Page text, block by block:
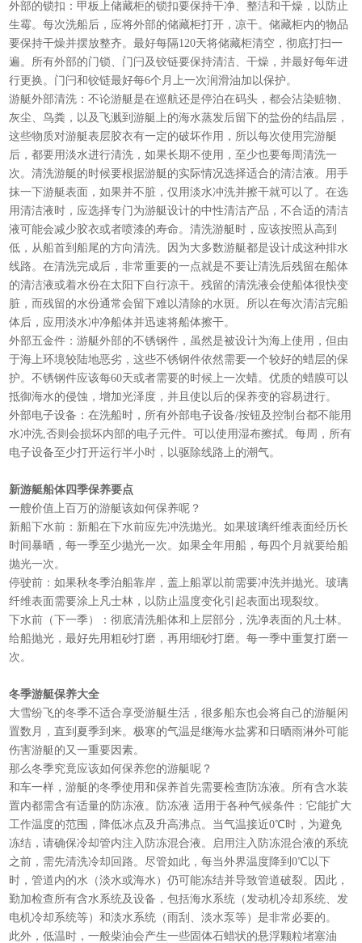
外部的锁扣：甲板上储藏柜的锁扣要保持干净、整洁和干燥，以防止
生霉。每次洗船后，应将外部的储藏柜打开，凉干。储藏柜内的物品
要保持干燥并摆放整齐。最好每隔120天将储藏柜清空，彻底打扫一
遍。所有外部的门锁、门闩及铰链要保持清洁、干燥，并最好每年进
行更换。门闩和铰链最好每6个月上一次润滑油加以保护。
游艇外部清洗：不论游艇是在巡航还是停泊在码头，都会沾染赃物、
灰尘、鸟粪，以及飞溅到游艇上的海水蒸发后留下的盐份的结晶层，
这些物质对游艇表层胶衣有一定的破坏作用，所以每次使用完游艇
后，都要用淡水进行清洗，如果长期不使用，至少也要每周清洗一
次。清洗游艇的时候要根据游艇的实际情况选择适合的清洁液。用手
抹一下游艇表面，如果并不脏，仅用淡水冲洗并擦干就可以了。在选
用清洁液时，应选择专门为游艇设计的中性清洁产品，不合适的清洁
液可能会减少胶衣或者喷漆的寿命。清洗游艇时，应该按照从高到
低，从船首到船尾的方向清洗。因为大多数游艇都是设计成这种排水
线路。在清洗完成后，非常重要的一点就是不要让清洗后残留在船体
的清洁液或着水份在太阳下自行凉干。残留的清洗液会使船体很快变
脏，而残留的水份通常会留下难以清除的水斑。所以在每次清洁完船
体后，应用淡水冲净船体并迅速将船体擦干。
外部五金件：游艇外部的不锈钢件，虽然是被设计为海上使用，但由
于海上环境较陆地恶劣，这些不锈钢件依然需要一个较好的蜡层的保
护。不锈钢件应该每60天或者需要的时候上一次蜡。优质的蜡膜可以
抵御海水的侵蚀，增加光泽度，并且使以后的保养变的容易进行。
外部电子设备：在洗船时，所有外部电子设备/按钮及控制台都不能用
水冲洗,否则会损坏内部的电子元件。可以使用湿布擦拭。每周，所有
电子设备至少打开运行半小时，以驱除线路上的潮气。
新游艇船体四季保养要点
一艘价值上百万的游艇该如何保养呢？
新船下水前：新船在下水前应先冲洗抛光。如果玻璃纤维表面经历长
时间暴晒，每一季至少抛光一次。如果全年用船，每四个月就要给船
抛光一次。
停驶前：如果秋冬季泊船靠岸，盖上船罩以前需要冲洗并抛光。玻璃
纤维表面需要涂上凡士林，以防止温度变化引起表面出现裂纹。
下水前（下一季）：彻底清洗船体和上层部分，洗净表面的凡士林。
给船抛光，最好先用粗砂打磨，再用细砂打磨。每一季中重复打磨一
次。
冬季游艇保养大全
大雪纷飞的冬季不适合享受游艇生活，很多船东也会将自己的游艇闲
置数月，直到夏季到来。极寒的气温是继海水盐雾和日晒雨淋外可能
伤害游艇的又一重要因素。
那么冬季究竟应该如何保养您的游艇呢？
和车一样，游艇的冬季使用和保养首先需要检查防冻液。所有含水装
置内都需含有适量的防冻液。防冻液 适用于各种气候条件：它能扩大
工作温度的范围，降低冰点及升高沸点。当气温接近0℃时，为避免
冻结，请确保冷却管内注入防冻混合液。启用注入防冻混合液的系统
之前，需先清洗冷却回路。尽管如此，每当外界温度降到0℃以下
时，管道内的水（淡水或海水）仍可能冻结并导致管道破裂。因此，
勤加检查所有含水系统及设备，包括海水系统（发动机冷却系统、发
电机冷却系统等）和淡水系统（雨刮、淡水泵等）是非常必要的。
此外，低温时，一般柴油会产生一些固体石蜡状的悬浮颗粒堵塞油